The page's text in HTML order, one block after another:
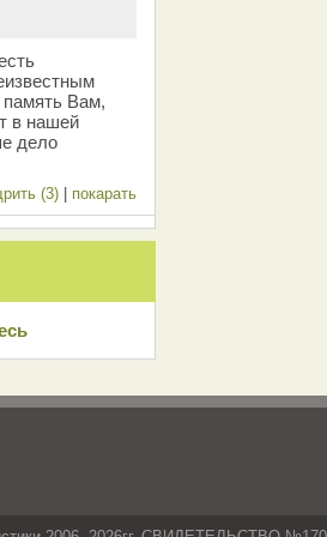
Вам,
в нашей
дело
(3) | покарать